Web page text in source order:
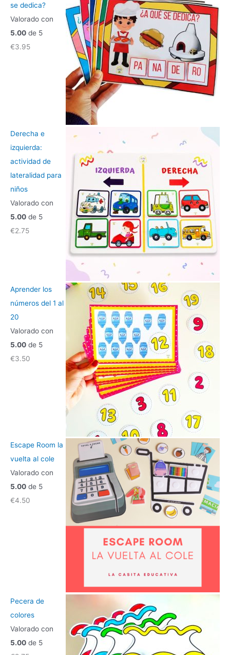
o
r
:
se dedica?
Valorado con
5.00 de 5
€3.95
Derecha e
izquierda:
actividad de
lateralidad para
niños
Valorado con
5.00 de 5
€2.75
Aprender los
números del 1 al
20
Valorado con
5.00 de 5
€3.50
Escape Room la
vuelta al cole
Valorado con
5.00 de 5
€4.50
Pecera de
colores
Valorado con
5.00 de 5